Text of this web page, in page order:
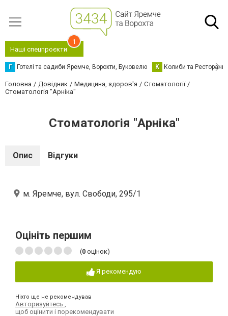
Наші спецпроєкти
1
Г Готелі та садиби Яремче, Ворохти, Буковелю К Колиби та Ресторани
Головна Довідник Медицина, здоров'я
Стоматології
Стоматологія "Арніка"
Стоматологія "Арніка"
Опис Відгуки
м. Яремче, вул. Свободи, 295/1
Оцініть першим
(0 оцінок)
Я рекомендую
Ніхто ще не рекомендував
Авторизуйтесь
щоб оцінити і порекомендувати